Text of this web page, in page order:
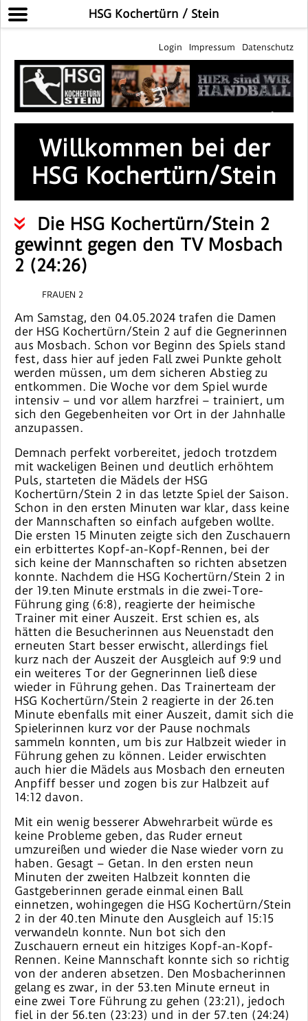
HSG Kochertürn / Stein
Login Impressum Datenschutz
Willkommen bei der
HSG Kochertürn/Stein
Die HSG Kochertürn/Stein 2
gewinnt gegen den TV Mosbach
2 (24:26)
FRAUEN 2
Am Samstag, den 04.05.2024 trafen die Damen
der HSG Kochertürn/Stein 2 auf die Gegnerinnen
aus Mosbach. Schon vor Beginn des Spiels stand
fest, dass hier auf jeden Fall zwei Punkte geholt
werden müssen, um dem sicheren Abstieg zu
entkommen. Die Woche vor dem Spiel wurde
intensiv – und vor allem harzfrei – trainiert, um
sich den Gegebenheiten vor Ort in der Jahnhalle
anzupassen.
Demnach perfekt vorbereitet, jedoch trotzdem
mit wackeligen Beinen und deutlich erhöhtem
Puls, starteten die Mädels der HSG
Kochertürn/Stein 2 in das letzte Spiel der Saison.
Schon in den ersten Minuten war klar, dass keine
der Mannschaften so einfach aufgeben wollte.
Die ersten 15 Minuten zeigte sich den Zuschauern
ein erbittertes Kopf-an-Kopf-Rennen, bei der
sich keine der Mannschaften so richten absetzen
konnte. Nachdem die HSG Kochertürn/Stein 2 in
der 19.ten Minute erstmals in die zwei-Tore-
Führung ging (6:8), reagierte der heimische
Trainer mit einer Auszeit. Erst schien es, als
hätten die Besucherinnen aus Neuenstadt den
erneuten Start besser erwischt, allerdings fiel
kurz nach der Auszeit der Ausgleich auf 9:9 und
ein weiteres Tor der Gegnerinnen ließ diese
wieder in Führung gehen. Das Trainerteam der
HSG Kochertürn/Stein 2 reagierte in der 26.ten
Minute ebenfalls mit einer Auszeit, damit sich die
Spielerinnen kurz vor der Pause nochmals
sammeln konnten, um bis zur Halbzeit wieder in
Führung gehen zu können. Leider erwischten
auch hier die Mädels aus Mosbach den erneuten
Anpfiff besser und zogen bis zur Halbzeit auf
14:12 davon.
Mit ein wenig besserer Abwehrarbeit würde es
keine Probleme geben, das Ruder erneut
umzureißen und wieder die Nase wieder vorn zu
haben. Gesagt – Getan. In den ersten neun
Minuten der zweiten Halbzeit konnten die
Gastgeberinnen gerade einmal einen Ball
einnetzen, wohingegen die HSG Kochertürn/Stein
2 in der 40.ten Minute den Ausgleich auf 15:15
verwandeln konnte. Nun bot sich den
Zuschauern erneut ein hitziges Kopf-an-Kopf-
Rennen. Keine Mannschaft konnte sich so richtig
von der anderen absetzen. Den Mosbacherinnen
gelang es zwar, in der 53.ten Minute erneut in
eine zwei Tore Führung zu gehen (23:21), jedoch
fiel in der 56.ten (23:23) und in der 57.ten (24:24)